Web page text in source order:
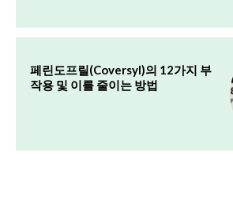
페린도프릴(Coversyl)의 12가지 부
작용 및 이를 줄이는 방법